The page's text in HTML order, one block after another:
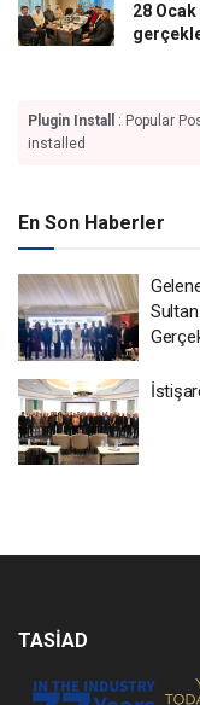
28
Plugin Install
: Popular
installed
En Son Haberler
Sultan
TASİAD